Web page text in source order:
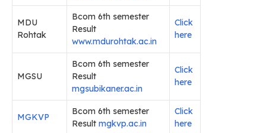
MDU
Rohtak
Bcom 6th semester
Result
www.mdurohtak.ac.in
Click
here
MGSU
Bcom 6th semester
Result
mgsubikaner.ac.in
Click
here
MGKVP
Bcom 6th semester
Result mgkvp.ac.in
Click
here